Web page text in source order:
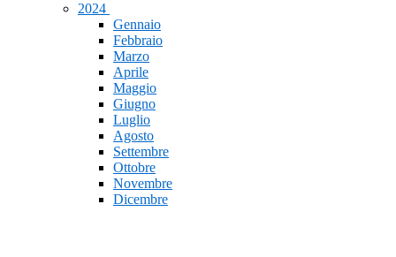
2024
Gennaio
Febbraio
Marzo
Aprile
Maggio
Giugno
Luglio
Agosto
Settembre
Ottobre
Novembre
Dicembre